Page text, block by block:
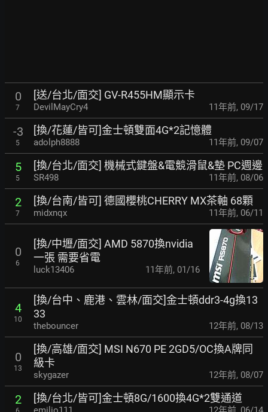
0
7
[送/台北/面交] GV-R455HM顯示卡
DevilMayCry4 11年前, 09/17
-3
5
[換/花蓮/皆可]金士頓雙面4G*2記憶體
adolph8888 11年前, 09/07
5
5
[換/台北/面交] 機械式鍵盤&電競滑鼠&墊 PC週邊
SR498 11年前, 08/06
2
7
[換/台南/皆可] 德國櫻桃CHERRY MX茶軸 68顆
midxnqx 11年前, 06/11
0
6
[換/中壢/面交] AMD 5870換nvidia
一張 需要省電
luck13406 11年前, 01/16
4
10
[換/台中、鹿港、雲林/面交]金士頓ddr3-4g換13
33
thebouncer 12年前, 08/13
0
13
[換/高雄/面交] MSI N670 PE 2GD5/OC換A牌同
級卡
skygazer 12年前, 08/07
2 [換/台北/皆可]金士頓8G/1600換4G*2雙通道